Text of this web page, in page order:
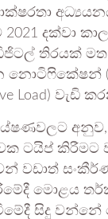
අධ්‍යයනය
2021 දක්වා
තිරයක්
Load)
ටයිප් කිරීමට
වඩාත්
මොළය
සිදු වන්නේ